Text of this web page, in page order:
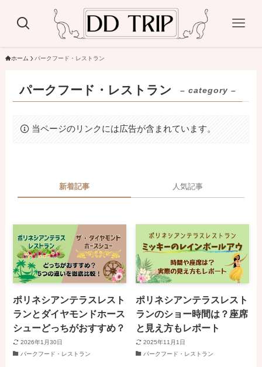
ホーム パークフード・レストラン
パークフード・レストラン – category –
当ページのリンクには広告が含まれています。
新着記事 人気記事
ポリネシアンテラスレスト
ランとダイヤモンドホース
シューどっちがおすすめ？
2026年1月30日
パークフード・レストラン
ポリネシアンテラスレスト
ランのショー時間は？座席
と見え方もレポート
2025年11月1日
パークフード・レストラン